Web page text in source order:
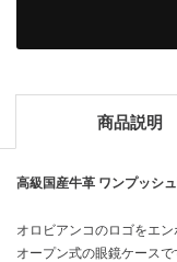
商品説明
高級国産牛革 ワンプッシ
オロビアンコのロゴをエ
オープン式の眼鏡ケース